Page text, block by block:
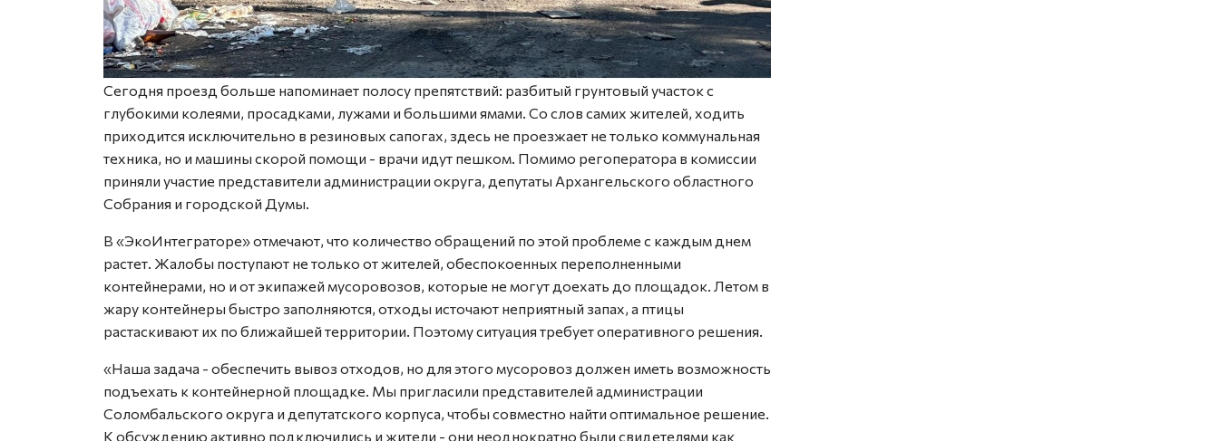
Сегодня проезд больше напоминает полосу препятствий: разбитый грунтовый участок с
глубокими колеями, просадками, лужами и большими ямами. Со слов самих жителей, ходить
приходится исключительно в резиновых сапогах, здесь не проезжает не только коммунальная
техника, но и машины скорой помощи - врачи идут пешком. Помимо регоператора в комиссии
приняли участие представители администрации округа, депутаты Архангельского областного
Собрания и городской Думы.
В «ЭкоИнтеграторе» отмечают, что количество обращений по этой проблеме с каждым днем
растет. Жалобы поступают не только от жителей, обеспокоенных переполненными
контейнерами, но и от экипажей мусоровозов, которые не могут доехать до площадок. Летом в
жару контейнеры быстро заполняются, отходы источают неприятный запах, а птицы
растаскивают их по ближайшей территории. Поэтому ситуация требует оперативного решения.
«Наша задача - обеспечить вывоз отходов, но для этого мусоровоз должен иметь возможность
подъехать к контейнерной площадке. Мы пригласили представителей администрации
Соломбальского округа и депутатского корпуса, чтобы совместно найти оптимальное решение.
К обсуждению активно подключились и жители - они неоднократно были свидетелями как